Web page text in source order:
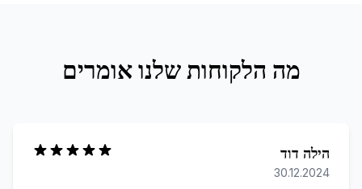
מה הלקוחות שלנו אומרים
הילה דוד
30.12.2024